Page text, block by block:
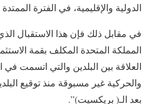
الدولية والإقليمية، في الفترة الممتدة ما بين 23 و 24
في مقابل ذلك فإن هذا الاستقبال
المملكة المتحدة المكلف بقمة
العلاقة بين البلدين والتي اتسمت في
بعد الـ( بريكسيت)”.